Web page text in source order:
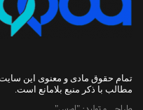
تمام حقوق مادی و معنوی این
مطالب با ذکر منبع بلامانع است.